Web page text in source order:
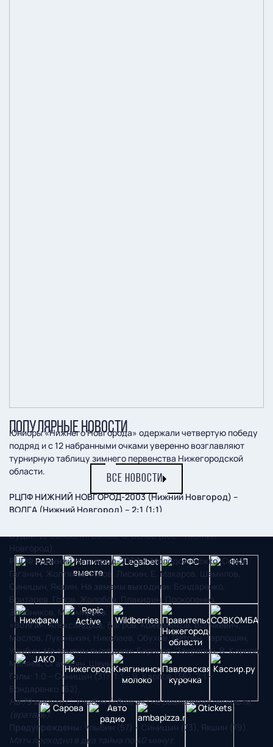
Юниоры «Нижнего Новгорода» одержали четвертую победу
подряд и с 12 набранными очками уверенно возглавляют
турнирную таблицу зимнего первенства Нижегородской
области.
РЦПФ НИЖНИЙ НОВГОРОД-2003 (Нижний Новгород) –
ВОЛГА (Нижний Новгород) – 2:1 (1:1)
Судьи: Д. Быков, М. Быков, С. Белов (все – Нижний
Новгород).
РЦПФ «Нижний Новгород-2003»:Молодов, Бежко, Серов,
Гаганин, Жолтяков, Ижов, Лискин, Е. Макаров, Шамилов,
Синицын, Якшин. На замены выходили: Бондаренко,
Бритарев, Голов, Жолобов, Плакидин, Прокопенко,
Здобников, М. Смирнов.
«Волга»:Александров, Багров, Кожевников, Волчкевич,
Маслов, Луконькин, Николаев, Обухов, Петоян, Тарпощян,
Улыбин.На замены выходили:Баранов, Захряпин, В. Карпов,
Миляев, Оганесян, Шеин.
Голы: 1:0 – Синицын (31), 1:1 – В. Карпов (36), 2:1 –
Бондаренко (62).
На 79 минуте С. Улыбин («Волга») не реализовал пенальти
(вратарь).
Предупреждены: Улыбин (57) – Синицын (73), Якшин (79).
Матч проходил в два тайма по 40 минут.
ПОПУЛЯРНЫЕ НОВОСТИ
ВСЕ НОВОСТИ